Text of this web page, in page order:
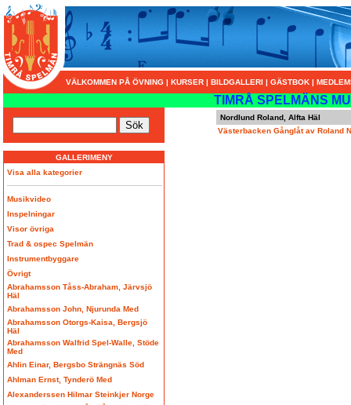
VÄLKOMMEN PÅ ÖVNING | KURSER | BILDGALLERI | GÄSTBOK |
TIMRÅ SPELMÄNS
GALLERIMENY
Visa alla kategorier
Musikvideo
Inspelningar
Visor övriga
Trad & ospec Spelmän
Instrumentbyggare
Övrigt
Abrahamsson Tåss-Abraham, Järvsjö
Häl
Abrahamsson John, Njurunda Med
Abrahamsson Otorgs-Kaisa, Bergsjö
Häl
Abrahamsson Walfrid Spel-Walle, Stöde
Med
Ahlin Einar, Bergsbo Strängnäs Söd
Ahlman Ernst, Tynderö Med
Alexanderssen Hilmar Steinkjer Norge
Nordlund Roland, Alfta Häl
Västerbacken Gånglåt av Roland